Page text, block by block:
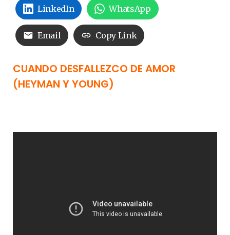
LinkedIn WhatsApp
Email Copy Link
CUANDO DESFALLEZCO DE AMOR
(HEYMAN Y YOUNG)